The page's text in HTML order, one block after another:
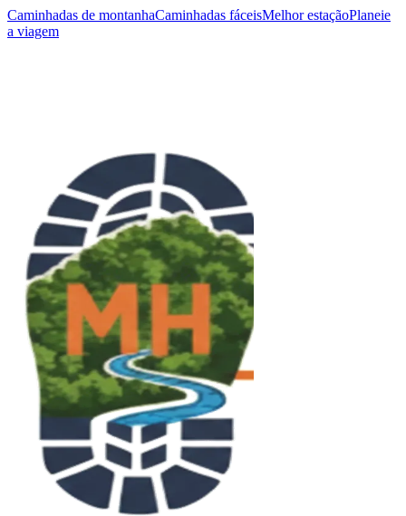
Caminhadas de montanhaCaminhadas fáceisMelhor estaçãoPlaneie
a viagem